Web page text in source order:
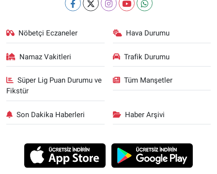
Nöbetçi Eczaneler Hava Durumu
Namaz Vakitleri Trafik Durumu
Süper Lig Puan Durumu ve
Fikstür
Tüm Manşetler
Son Dakika Haberleri Haber Arşivi